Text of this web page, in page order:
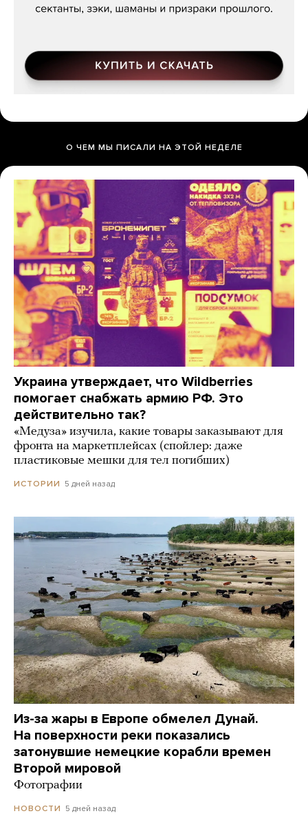
О ЧЕМ МЫ ПИСАЛИ НА ЭТОЙ НЕДЕЛЕ
Украина утверждает, что Wildberries
помогает снабжать армию РФ. Это
действительно так?
«Медуза» изучила, какие товары заказывают для
фронта на маркетплейсах (спойлер: даже
пластиковые мешки для тел погибших)
ИСТОРИИ 5 дней назад
Из-за жары в Европе обмелел Дунай.
На поверхности реки показались
затонувшие немецкие корабли времен
Второй мировой
Фотографии
НОВОСТИ 5 дней назад